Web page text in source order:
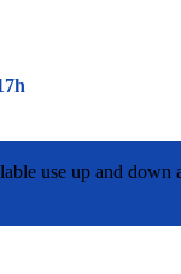
use up and